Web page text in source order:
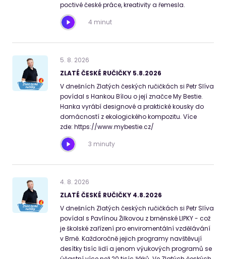
poctivé české práce, kreativity a řemesla.
4 minut
5. 8. 2026
ZLATÉ ČESKÉ RUČIČKY 5.8.2026
V dnešních Zlatých českých ručičkách si Petr Slíva
povídal s Hankou Bílou o její značce My Bestie.
Hanka vyrábí designové a praktické kousky do
domácností z ekologického kompozitu. Více
zde: https://www.mybestie.cz/
3 minuty
4. 8. 2026
ZLATÉ ČESKÉ RUČIČKY 4.8.2026
V dnešních Zlatých českých ručičkách si Petr Slíva
povídal s Pavlínou Žilkovou z brněnské LIPKY - což
je školské zařízení pro enviromentální vzdělávání
v Brně. Každoročně jejich programy navštěvují
desítky tisíc lidí a jenom výukových programů se